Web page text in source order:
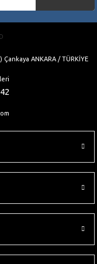
ANKARA / TÜRKİYE